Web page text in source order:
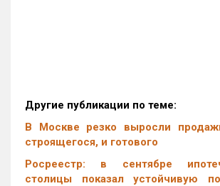
Другие публикации по теме:
В Москве резко выросли
строящегося, и готового
Росреестр: в сентябре
столицы показал устойчивую